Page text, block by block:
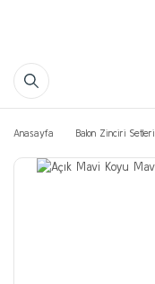
Anasayfa Balon Zinciri Setleri